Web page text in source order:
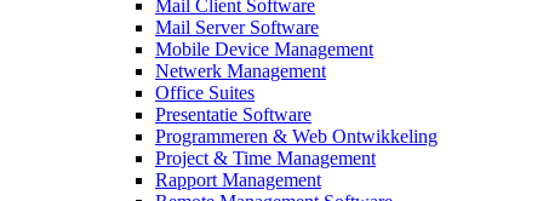
Mail Client Software
Mail Server Software
Mobile Device Management
Netwerk Management
Office Suites
Presentatie Software
Programmeren & Web Ontwikkeling
Project & Time Management
Rapport Management